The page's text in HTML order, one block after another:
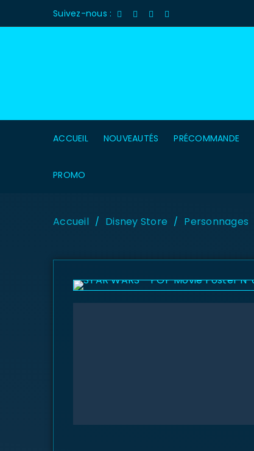
Suivez-nous :
ACCUEIL NOUVEAUTÉS PRÉCOMMANDE
PROMO
Accueil / Disney Store / Personnages